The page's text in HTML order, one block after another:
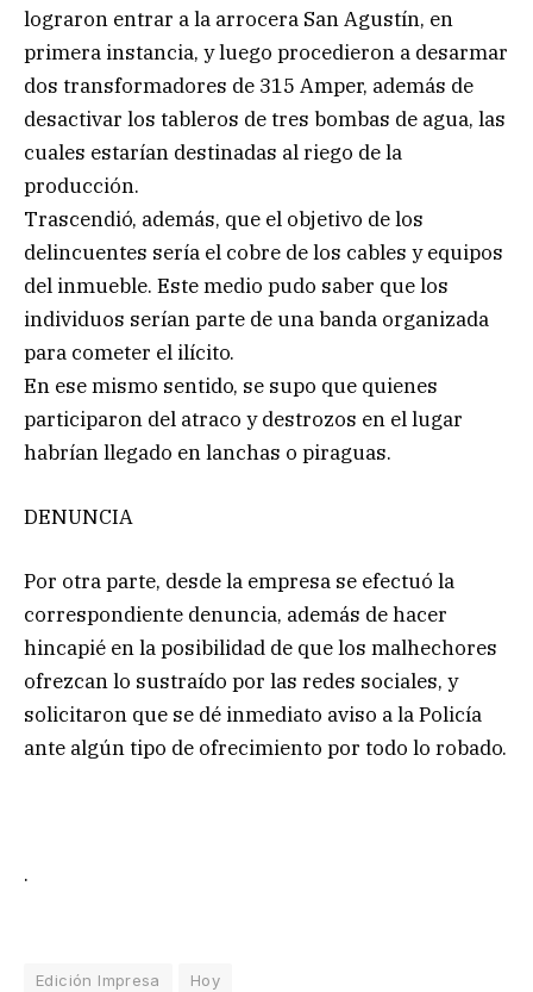
lograron entrar a la arrocera San Agustín, en
primera instancia, y luego procedieron a desarmar
dos transformadores de 315 Amper, además de
desactivar los tableros de tres bombas de agua, las
cuales estarían destinadas al riego de la
producción.
Trascendió, además, que el objetivo de los
delincuentes sería el cobre de los cables y equipos
del inmueble. Este medio pudo saber que los
individuos serían parte de una banda organizada
para cometer el ilícito.
En ese mismo sentido, se supo que quienes
participaron del atraco y destrozos en el lugar
habrían llegado en lanchas o piraguas.
DENUNCIA
Por otra parte, desde la empresa se efectuó la
correspondiente denuncia, además de hacer
hincapié en la posibilidad de que los malhechores
ofrezcan lo sustraído por las redes sociales, y
solicitaron que se dé inmediato aviso a la Policía
ante algún tipo de ofrecimiento por todo lo robado.
.
Edición Impresa Hoy